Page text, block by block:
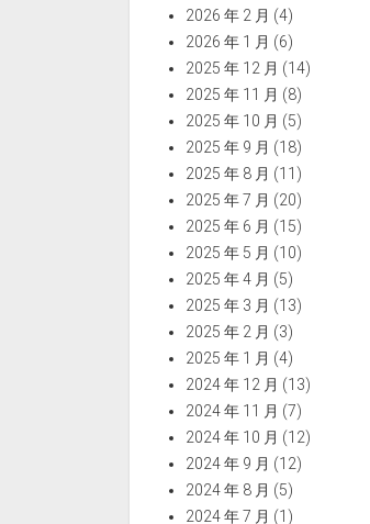
2026 年 2 月 (4)
2026 年 1 月 (6)
2025 年 12 月 (14)
2025 年 11 月 (8)
2025 年 10 月 (5)
2025 年 9 月 (18)
2025 年 8 月 (11)
2025 年 7 月 (20)
2025 年 6 月 (15)
2025 年 5 月 (10)
2025 年 4 月 (5)
2025 年 3 月 (13)
2025 年 2 月 (3)
2025 年 1 月 (4)
2024 年 12 月 (13)
2024 年 11 月 (7)
2024 年 10 月 (12)
2024 年 9 月 (12)
2024 年 8 月 (5)
2024 年 7 月 (1)